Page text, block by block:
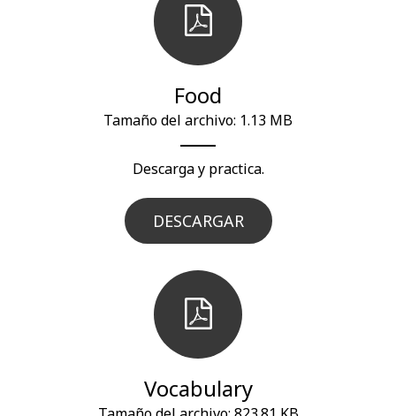
Food
Tamaño del archivo: 1.13 MB
Descarga y practica.
DESCARGAR
Vocabulary